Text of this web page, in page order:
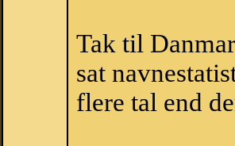
Tak til
sat
flere tal end